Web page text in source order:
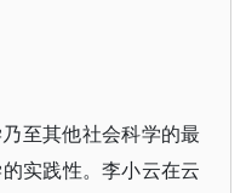
至其他社会科学的最
实践性。李小云在云